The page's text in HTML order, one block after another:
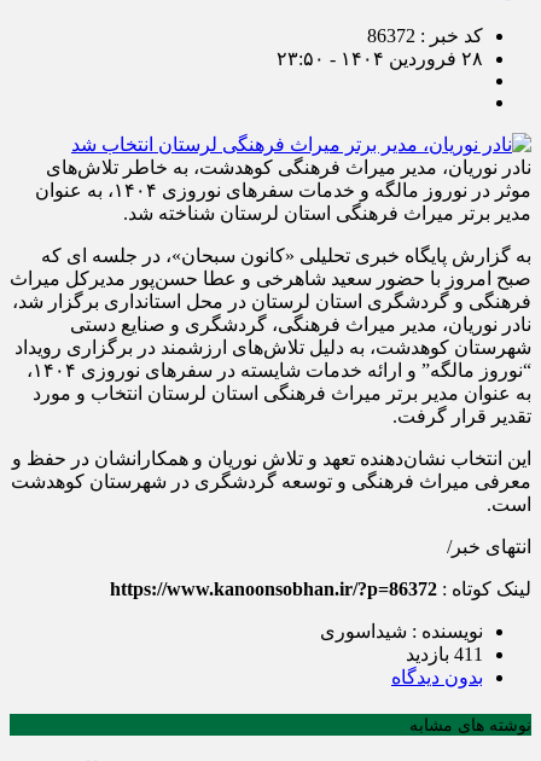
کد خبر : 86372
۲۸ فروردین ۱۴۰۴ - ۲۳:۵۰
نادر نوریان، مدیر میراث فرهنگی کوهدشت، به خاطر تلاش‌های
موثر در نوروز مالگه و خدمات سفرهای نوروزی ۱۴۰۴، به عنوان
مدیر برتر میراث فرهنگی استان لرستان شناخته شد.
به گزارش پایگاه خبری تحلیلی «کانون سبحان»، در جلسه ای که
صبح امروز با حضور سعید شاهرخی و عطا حسن‌پور مدیرکل میراث
فرهنگی و گردشگری استان لرستان در محل استانداری برگزار شد،
نادر نوریان، مدیر میراث فرهنگی، گردشگری و صنایع دستی
شهرستان کوهدشت، به دلیل تلاش‌های ارزشمند در برگزاری رویداد
“نوروز مالگه” و ارائه خدمات شایسته در سفرهای نوروزی ۱۴۰۴،
به عنوان مدیر برتر میراث فرهنگی استان لرستان انتخاب و مورد
تقدیر قرار گرفت.
این انتخاب نشان‌دهنده تعهد و تلاش نوریان و همکارانشان در حفظ و
معرفی میراث فرهنگی و توسعه گردشگری در شهرستان کوهدشت
است.
انتهای خبر/
لینک کوتاه : https://www.kanoonsobhan.ir/?p=86372
نویسنده : شیداسوری
411 بازدید
بدون دیدگاه
نوشته های مشابه